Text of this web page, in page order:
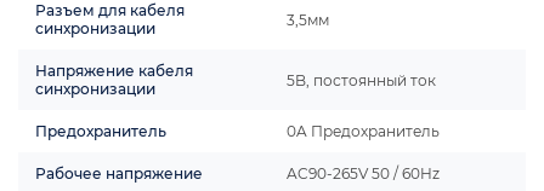
Разъем для кабеля
синхронизации
3,5мм
Напряжение кабеля
синхронизации
5B, постоянный ток
Предохранитель 0A Предохранитель
Рабочее напряжение AC90-265V 50 / 60Hz